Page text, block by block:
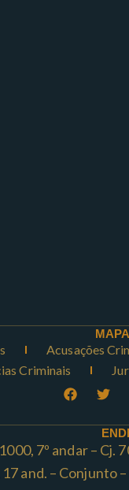
Acusações
Criminais
7º andar – Cj.
and. – Conjunto